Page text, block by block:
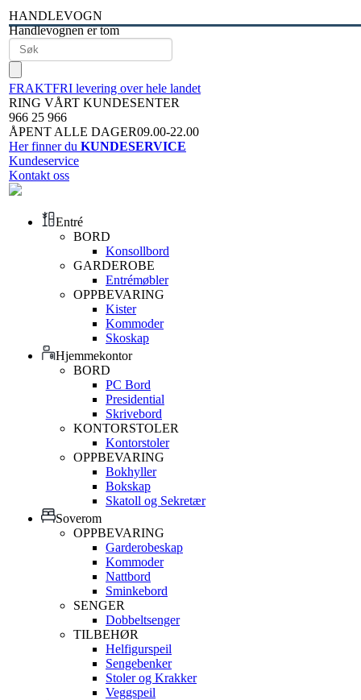
HANDLEVOGN
Handlevognen er tom
FRAKTFRI levering over hele landet
RING VÅRT KUNDESENTER
966 25 966
ÅPENT ALLE DAGER09.00-22.00
Her finner du KUNDESERVICE
Kundeservice
Kontakt oss
Entré
BORD
Konsollbord
GARDEROBE
Entrémøbler
OPPBEVARING
Kister
Kommoder
Skoskap
Hjemmekontor
BORD
PC Bord
Presidential
Skrivebord
KONTORSTOLER
Kontorstoler
OPPBEVARING
Bokhyller
Bokskap
Skatoll og Sekretær
Soverom
OPPBEVARING
Garderobeskap
Kommoder
Nattbord
Sminkebord
SENGER
Dobbeltsenger
TILBEHØR
Helfigurspeil
Sengebenker
Stoler og Krakker
Veggspeil